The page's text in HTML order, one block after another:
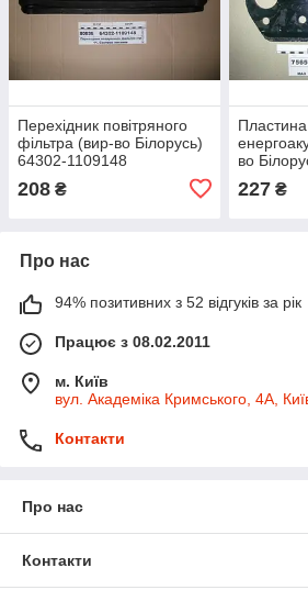
Перехідник повітряного
фільтра (вир-во Білорусь)
64302-1109148
208 ₴
во
227₴
Про нас
94% позитивних з 52 відгуків за рік
Працює з 08.02.2011
м. Київ
вул. Академіка Кримського, 4А,
Контакти
Про нас
Контакти